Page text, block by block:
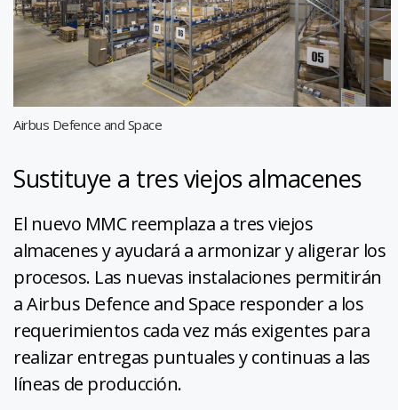
Airbus Defence and Space
Sustituye a tres viejos almacenes
El nuevo MMC reemplaza a tres viejos
almacenes y ayudará a armonizar y aligerar los
procesos. Las nuevas instalaciones permitirán
a Airbus Defence and Space responder a los
requerimientos cada vez más exigentes para
realizar entregas puntuales y continuas a las
líneas de producción.